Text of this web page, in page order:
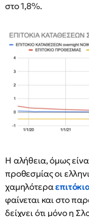
στο 1,8%.
Η αλήθεια, όμως
προθεσμίας οι
χαμηλότερα
φαίνεται και στο
δείχνει ότι μόνο η